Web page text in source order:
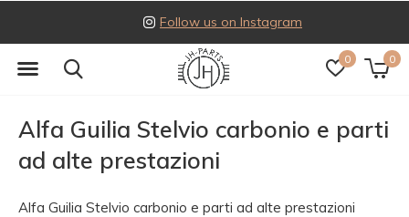
0 0
Follow us on Instagram
Alfa Guilia Stelvio carbonio e parti
ad alte prestazioni
Alfa Guilia Stelvio carbonio e parti ad alte prestazioni